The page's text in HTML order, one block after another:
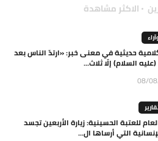
الاكثر مشاهدة
حديثية في معنى خبر: «ارتدّ الناس بعد
السلام) إلّا ثلاث...
08/
للعتبة الحسينية: زيارة الأربعين تجسد
التي أرساها ال...